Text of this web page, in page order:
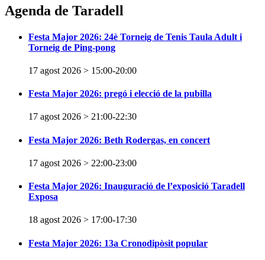
Agenda de Taradell
Festa Major 2026: 24è Torneig de Tenis Taula Adult i
Torneig de Ping-pong
17 agost 2026 > 15:00-20:00
Festa Major 2026: pregó i elecció de la pubilla
17 agost 2026 > 21:00-22:30
Festa Major 2026: Beth Rodergas, en concert
17 agost 2026 > 22:00-23:00
Festa Major 2026: Inauguració de l’exposició Taradell
Exposa
18 agost 2026 > 17:00-17:30
Festa Major 2026: 13a Cronodipòsit popular